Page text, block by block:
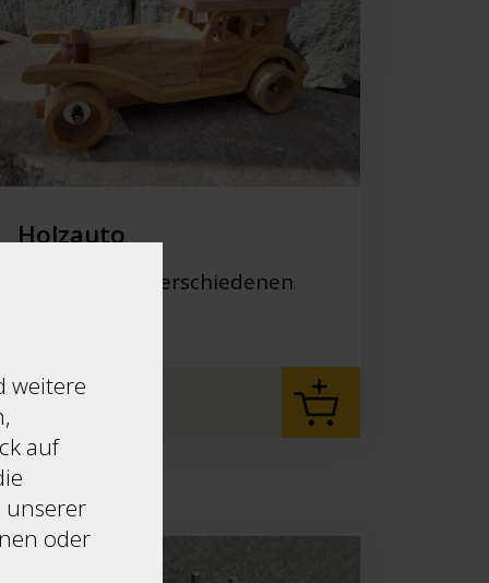
Holzauto
Holzauto aus verschiedenen
CHF 30.00
weitere
auf
unserer
oder
Diese Technologien sind
der Webseite zu aktivieren.
Diese Technologien ermöglichen